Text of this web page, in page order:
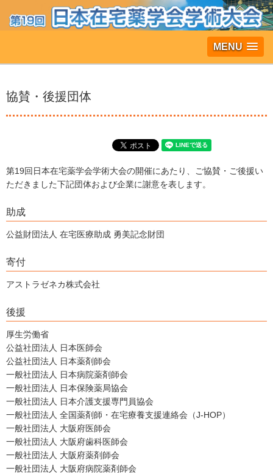
MENU
協賛・後援団体
第19回日本在宅薬学会学術大会の開催にあたり、ご協賛・ご後援い
ただきました下記団体および企業に謝意を表します。
助成
公益財団法人 在宅医療助成 勇美記念財団
寄付
アストラゼネカ株式会社
後援
厚生労働省
公益社団法人 日本医師会
公益社団法人 日本薬剤師会
一般社団法人 日本病院薬剤師会
一般社団法人 日本保険薬局協会
一般社団法人 日本介護支援専門員協会
一般社団法人 全国薬剤師・在宅療養支援連絡会（J-HOP）
一般社団法人 大阪府医師会
一般社団法人 大阪府歯科医師会
一般社団法人 大阪府薬剤師会
一般社団法人 大阪府病院薬剤師会